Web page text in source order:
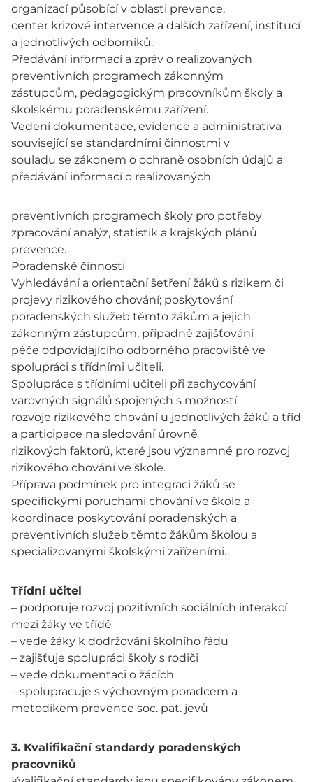
organizací působící v oblasti prevence,
center krizové intervence a dalších zařízení, institucí
a jednotlivých odborníků.
Předávání informací a zpráv o realizovaných
preventivních programech zákonným
zástupcům, pedagogickým pracovníkům školy a
školskému poradenskému zařízení.
Vedení dokumentace, evidence a administrativa
související se standardními činnostmi v
souladu se zákonem o ochraně osobních údajů a
předávání informací o realizovaných
preventivních programech školy pro potřeby
zpracování analýz, statistik a krajských plánů
prevence.
Poradenské činnosti
Vyhledávání a orientační šetření žáků s rizikem či
projevy rizikového chování; poskytování
poradenských služeb těmto žákům a jejich
zákonným zástupcům, případně zajišťování
péče odpovídajícího odborného pracoviště ve
spolupráci s třídními učiteli.
Spolupráce s třídními učiteli při zachycování
varovných signálů spojených s možností
rozvoje rizikového chování u jednotlivých žáků a tříd
a participace na sledování úrovně
rizikových faktorů, které jsou významné pro rozvoj
rizikového chování ve škole.
Příprava podmínek pro integraci žáků se
specifickými poruchami chování ve škole a
koordinace poskytování poradenských a
preventivních služeb těmto žákům školou a
specializovanými školskými zařízeními.
Třídní učitel
– podporuje rozvoj pozitivních sociálních interakcí
mezi žáky ve třídě
– vede žáky k dodržování školního řádu
– zajišťuje spolupráci školy s rodiči
– vede dokumentaci o žácích
– spolupracuje s výchovným poradcem a
metodikem prevence soc. pat. jevů
3. Kvalifikační standardy poradenských
pracovníků